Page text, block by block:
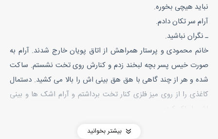
نباید هیچی بخوره.
آرام سر تکان دادم.
ـ نگران نباشید.
خانم محمودی و پرستار همراهش از اتاق پویان خارج شدند. آرام به
صورت خیس پسر بچه لبخند زدم و کنارش روی تخت نشستم. ساکت
شده و هر از چند گاهی با هق هق بینی اش را بالا می کشید. دستمال
کاغذی را از روی میز فلزی کنار تخت برداشتم و آرام اشک ها و بینی
بیشتر بخوانید